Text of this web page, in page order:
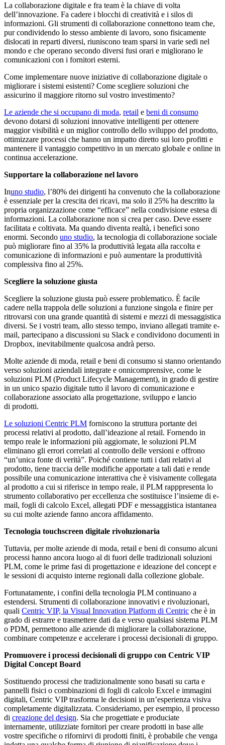
La collaborazione digitale e fra team è la chiave di volta
dell’innovazione. Fa cadere i blocchi di creatività e i silos di
informazioni. Gli strumenti di collaborazione connettono team che,
pur condividendo lo stesso ambiente di lavoro, sono fisicamente
dislocati in reparti diversi, riuniscono team sparsi in varie sedi nel
mondo e che operano secondo diversi fusi orari e migliorano le
comunicazioni con i fornitori esterni.
Come implementare nuove iniziative di collaborazione digitale o
migliorare i sistemi esistenti? Come scegliere soluzioni che
assicurino il maggiore ritorno sul vostro investimento?
Le aziende che si occupano di moda, retail e beni di consumo
devono dotarsi di soluzioni innovative intelligenti per ottenere
maggior visibilità e un miglior controllo dello sviluppo del prodotto,
ottimizzare processi che hanno un impatto diretto sui loro profitti e
mantenere il vantaggio competitivo in un mercato globale e online in
continua accelerazione.
Supportare la collaborazione nel lavoro
Inuno studio, l’80% dei dirigenti ha convenuto che la collaborazione
è essenziale per la crescita dei ricavi, ma solo il 25% ha descritto la
propria organizzazione come “efficace” nella condivisione estesa di
informazioni. La collaborazione non si crea per caso. Deve essere
facilitata e coltivata. Ma quando diventa realtà, i benefici sono
enormi. Secondo uno studio, la tecnologia di collaborazione sociale
può migliorare fino al 35% la produttività legata alla raccolta e
comunicazione di informazioni e può aumentare la produttività
complessiva fino al 25%.
Scegliere la soluzione giusta
Scegliere la soluzione giusta può essere problematico. È facile
cadere nella trappola delle soluzioni a funzione singola e finire per
ritrovarsi con una grande quantità di sistemi e mezzi di messaggistica
diversi. Se i vostri team, allo stesso tempo, inviano allegati tramite e-
mail, partecipano a discussioni su Slack e condividono documenti in
Dropbox, inevitabilmente qualcosa andrà perso.
Molte aziende di moda, retail e beni di consumo si stanno orientando
verso soluzioni aziendali integrate e onnicomprensive, come le
soluzioni PLM (Product Lifecycle Management), in grado di gestire
in un unico spazio digitale tutto il lavoro di comunicazione e
collaborazione associato alla progettazione, sviluppo e lancio
di prodotti.
Le soluzioni Centric PLM forniscono la struttura portante dei
processi relativi al prodotto, dall’ideazione al retail. Fornendo in
tempo reale le informazioni più aggiornate, le soluzioni PLM
eliminano gli errori correlati al controllo delle versioni e offrono
“un’unica fonte di verità”. Poiché contiene tutti i dati relativi al
prodotto, tiene traccia delle modifiche apportate a tali dati e rende
possibile una comunicazione interattiva che è visivamente collegata
al prodotto a cui si riferisce in tempo reale, il PLM rapppresenta lo
strumento collaborativo per eccellenza che sostituisce l’insieme di e-
mail, fogli di calcolo Excel, allegati PDF e messaggistica istantanea
su cui molte aziende fanno ancora affidamento.
Tecnologia touchscreen digitale rivoluzionaria
Tuttavia, per molte aziende di moda, retail e beni di consumo alcuni
processi hanno ancora luogo al di fuori delle tradizionali soluzioni
PLM, come le prime fasi di progettazione e ideazione del concept e
le sessioni di acquisto interne regionali dalla collezione globale.
Fortunatamente, i confini della tecnologia PLM continuano a
estendersi. Strumenti di collaborazione innovativi e rivoluzionari,
quali Centric VIP, la Visual Innovation Platform di Centric che è in
grado di estrarre e trasmettere dati da e verso qualsiasi sistema PLM
o PDM, permettono alle aziende di migliorare la collaborazione,
combinare competenze e accelerare i processi decisionali di gruppo.
Promuovere i processi decisionali di gruppo con Centric VIP
Digital Concept Board
Sostituendo processi che tradizionalmente sono basati su carta e
pannelli fisici o combinazioni di fogli di calcolo Excel e immagini
digitali, Centric VIP trasforma le decisioni in un’esperienza visiva
completamente digitalizzata. Consideriamo, per esempio, il processo
di creazione del design. Sia che progettiate e produciate
internamente, utilizziate fornitori per creare prodotti in base alle
vostre specifiche o rifornirvi di prodotti finiti, è probabile che venga